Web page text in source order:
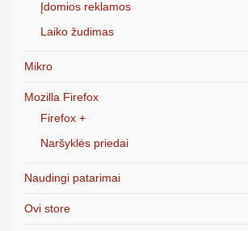
Įdomios reklamos
Laiko žudimas
Mikro
Mozilla Firefox
Firefox +
Naršyklės priedai
Naudingi patarimai
Ovi store